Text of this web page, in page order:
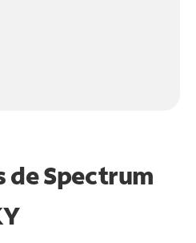
de Spectrum